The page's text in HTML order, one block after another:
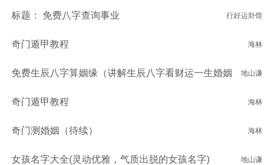
行好运卦馆
标题： 免费八字查询事业
海林
奇门遁甲教程
地山谦
免费生辰八字算姻缘（讲解生辰八字看财运一生婚姻
海林
奇门遁甲教程
海林
奇门测婚姻（待续）
地山谦
女孩名字大全(灵动优雅，气质出脱的女孩名字)